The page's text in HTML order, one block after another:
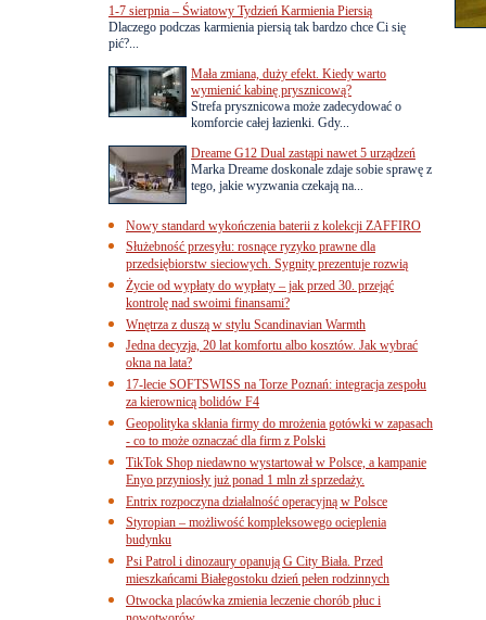
1-7 sierpnia – Światowy Tydzień Karmienia Piersią
Dlaczego podczas karmienia piersią tak bardzo chce Ci się
pić?...
Mała zmiana, duży efekt. Kiedy warto
wymienić kabinę prysznicową?
Strefa prysznicowa może zadecydować o
komforcie całej łazienki. Gdy...
Dreame G12 Dual zastąpi nawet 5 urządzeń
Marka Dreame doskonale zdaje sobie sprawę z
tego, jakie wyzwania czekają na...
Nowy standard wykończenia baterii z kolekcji ZAFFIRO
Służebność przesyłu: rosnące ryzyko prawne dla
przedsiębiorstw sieciowych. Sygnity prezentuje rozwią
Życie od wypłaty do wypłaty – jak przed 30. przejąć
kontrolę nad swoimi finansami?
Wnętrza z duszą w stylu Scandinavian Warmth
Jedna decyzja, 20 lat komfortu albo kosztów. Jak wybrać
okna na lata?
17-lecie SOFTSWISS na Torze Poznań: integracja zespołu
za kierownicą bolidów F4
Geopolityka skłania firmy do mrożenia gotówki w zapasach
- co to może oznaczać dla firm z Polski
TikTok Shop niedawno wystartował w Polsce, a kampanie
Enyo przyniosły już ponad 1 mln zł sprzedaży.
Entrix rozpoczyna działalność operacyjną w Polsce
Styropian – możliwość kompleksowego ocieplenia
budynku
Psi Patrol i dinozaury opanują G City Biała. Przed
mieszkańcami Białegostoku dzień pełen rodzinnych
Otwocka placówka zmienia leczenie chorób płuc i